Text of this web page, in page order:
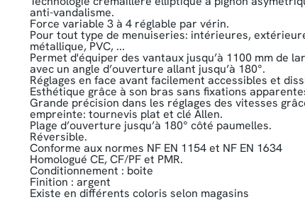
anti-vandalisme.
Force variable 3 à 4 réglable par vérin.
Pour tout type de menuiseries: intérieures,
métallique, PVC, ...
Permet d'équiper des vantaux jusqu’à 1100 mm de
avec un angle d’ouverture allant jusqu’à 180°.
Réglages en face avant facilement accessibles et
Esthétique grâce à son bras sans fixations
Grande précision dans les réglages des vitesses
empreinte: tournevis plat et clé Allen.
Plage d’ouverture jusqu’à 180° côté paumelles.
Réversible.
Conforme aux normes NF EN 1154 et NF EN 1634
Homologué CE, CF∕PF et PMR.
Conditionnement : boite
Finition : argent
Existe en différents coloris selon magasins